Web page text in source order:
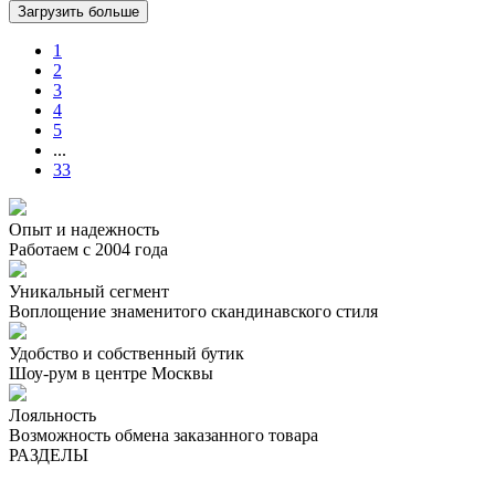
Загрузить больше
1
2
3
4
5
...
33
Опыт и надежность
Работаем с 2004 года
Уникальный сегмент
Воплощение знаменитого скандинавского стиля
Удобство и собственный бутик
Шоу-рум в центре Москвы
Лояльность
Возможность обмена заказанного товара
РАЗДЕЛЫ